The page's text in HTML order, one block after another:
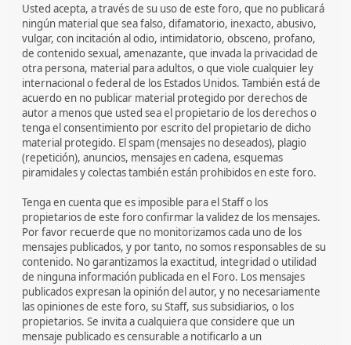
Usted acepta, a través de su uso de este foro, que no publicará
ningún material que sea falso, difamatorio, inexacto, abusivo,
vulgar, con incitación al odio, intimidatorio, obsceno, profano,
de contenido sexual, amenazante, que invada la privacidad de
otra persona, material para adultos, o que viole cualquier ley
internacional o federal de los Estados Unidos. También está de
acuerdo en no publicar material protegido por derechos de
autor a menos que usted sea el propietario de los derechos o
tenga el consentimiento por escrito del propietario de dicho
material protegido. El spam (mensajes no deseados), plagio
(repetición), anuncios, mensajes en cadena, esquemas
piramidales y colectas también están prohibidos en este foro.
Tenga en cuenta que es imposible para el Staff o los
propietarios de este foro confirmar la validez de los mensajes.
Por favor recuerde que no monitorizamos cada uno de los
mensajes publicados, y por tanto, no somos responsables de su
contenido. No garantizamos la exactitud, integridad o utilidad
de ninguna información publicada en el Foro. Los mensajes
publicados expresan la opinión del autor, y no necesariamente
las opiniones de este foro, su Staff, sus subsidiarios, o los
propietarios. Se invita a cualquiera que considere que un
mensaje publicado es censurable a notificarlo a un